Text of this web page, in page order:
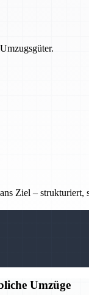
Ziel – strukturiert,
Umzüge